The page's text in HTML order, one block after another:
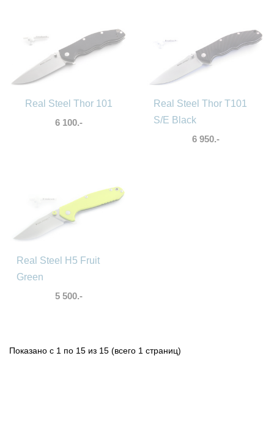
Real Steel Thor 101
6 100.-
Real Steel Thor T101
S/E Black
6 950.-
Real Steel H5 Fruit
Green
5 500.-
Показано с 1 по 15 из 15 (всего 1 страниц)